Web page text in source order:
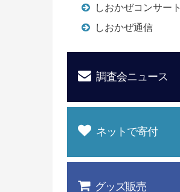
しおかぜコンサート
しおかぜ通信
調査会ニュース
ネットで寄付
グッズ販売